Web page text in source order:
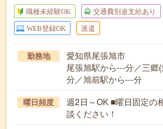
職種未経験OK 交通費別途支給あり
WEB登録OK 派遣
勤務地
愛知県尾張旭市
尾張旭駅から---分／三
分／旭前駅から---分
曜日頻度
週2日～OK ■曜日固定の
談ください！